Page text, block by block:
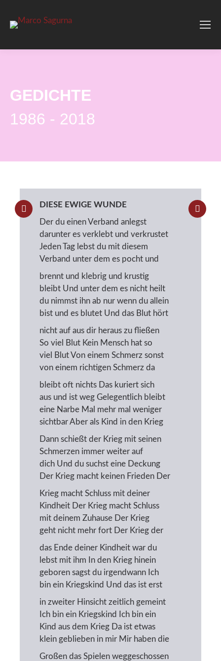
GEDICHTE
1986 - 2018
DIESE EWIGE WUNDE
Der du einen Verband anlegst
darunter es verklebt und verkrustet
Jeden Tag lebst du mit diesem
Verband unter dem es pocht und
brennt und klebrig und krustig
bleibt Und unter dem es nicht heilt
du nimmst ihn ab nur wenn du allein
bist und es blutet Und das Blut hört
nicht auf aus dir heraus zu fließen
So viel Blut Kein Mensch hat so
viel Blut Von einem Schmerz sonst
von einem richtigen Schmerz da
bleibt oft nichts Das kuriert sich
aus und ist weg Gelegentlich bleibt
eine Narbe Mal mehr mal weniger
sichtbar Aber als Kind in den Krieg
Dann schießt der Krieg mit seinen
Schmerzen immer weiter auf
dich Und du suchst eine Deckung
Der Krieg macht keinen Frieden Der
Krieg macht Schluss mit deiner
Kindheit Der Krieg macht Schluss
mit deinem Zuhause Der Krieg
geht nicht mehr fort Der Krieg der
das Ende deiner Kindheit war du
lebst mit ihm In den Krieg hinein
geboren sagst du irgendwann Ich
bin ein Kriegskind Und das ist erst
in zweiter Hinsicht zeitlich gemeint
Ich bin ein Kriegskind Ich bin ein
Kind aus dem Krieg Da ist etwas
klein geblieben in mir Mir haben die
Großen das Spielen weggeschossen